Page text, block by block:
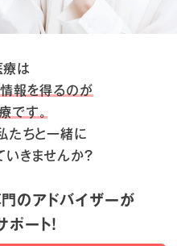
療は
報を得るのが
です。
たちと一緒に
きませんか？
のアドバイザーが
ポート！